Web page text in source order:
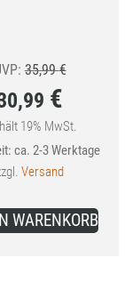
35,99€
war:
35,99 €
€
Aktueller
Preis
30,99 €.
19% MwSt.
ca. 2-3 Werktage
Versand
WARENKORB